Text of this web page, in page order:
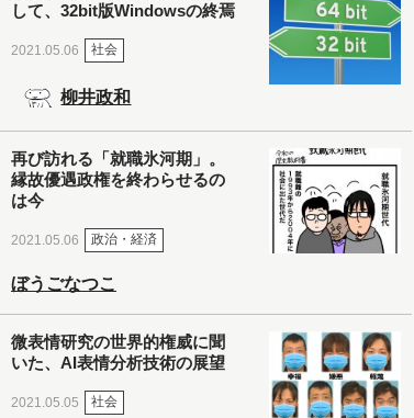
して、32bit版Windowsの終焉
2021.05.06 社会
柳井政和
再び訪れる「就職氷河期」。
縁故優遇政権を終わらせるの
は今
2021.05.06 政治・経済
ぼうごなつこ
微表情研究の世界的権威に聞
いた、AI表情分析技術の展望
2021.05.05 社会